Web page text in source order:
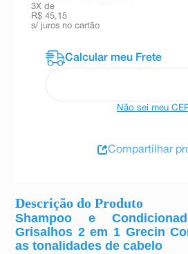
Descrição do Produto
Shampoo e
Grisalhos 2 em 1 Grecin
as tonalidades de cabelo
3X de
R$ 45,15
s/ juros no cartão
Não sei meu
Compartilhar